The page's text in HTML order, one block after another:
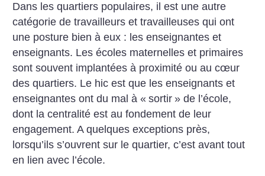
Dans les quartiers populaires, il est une autre
catégorie de travailleurs et travailleuses qui ont
une posture bien à eux : les enseignantes et
enseignants. Les écoles maternelles et primaires
sont souvent implantées à proximité ou au cœur
des quartiers. Le hic est que les enseignants et
enseignantes ont du mal à « sortir » de l’école,
dont la centralité est au fondement de leur
engagement. A quelques exceptions près,
lorsqu’ils s’ouvrent sur le quartier, c’est avant tout
en lien avec l’école.